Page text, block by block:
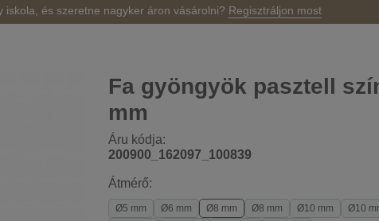
és szeretne nagyker áron vásárolni? Regisztráljon most
Fa gyöngyök pasztell
mm
Áru kódja:
200900_162097_100839
Átmérő:
Ø5 mm Ø6 mm Ø8 mm Ø8 mm Ø10 mm Ø10